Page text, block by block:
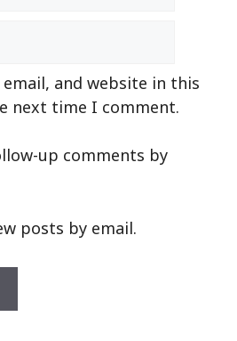
email, and website in this
next time I comment.
up comments by
posts by email.